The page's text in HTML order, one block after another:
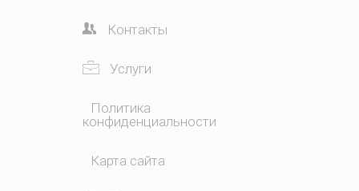
Контакты
Услуги
Политика
конфиденциальности
Карта сайта